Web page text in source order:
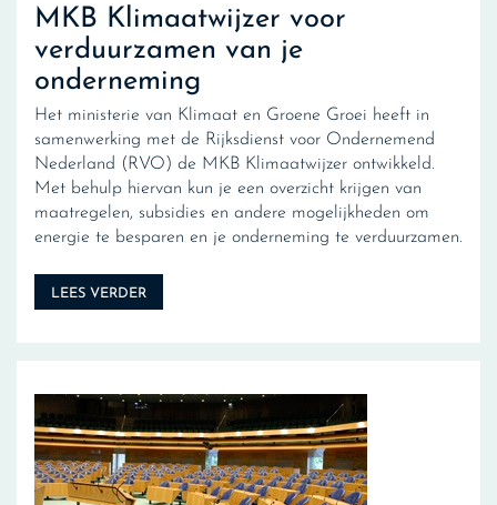
MKB Klimaatwijzer voor
verduurzamen van je
onderneming
Het ministerie van Klimaat en Groene Groei heeft in
samenwerking met de Rijksdienst voor Ondernemend
Nederland (RVO) de MKB Klimaatwijzer ontwikkeld.
Met behulp hiervan kun je een overzicht krijgen van
maatregelen, subsidies en andere mogelijkheden om
energie te besparen en je onderneming te verduurzamen.
LEES VERDER